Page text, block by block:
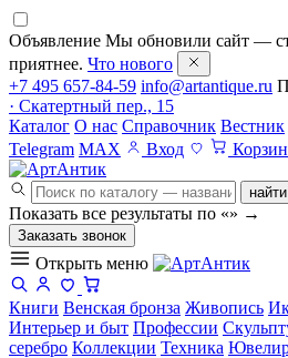
Объявление Мы обновили сайт —
приятнее. Что нового
+7 495 657-84-59 info@artantique.ru
· Скатертный пер., 15
Каталог О нас Справочник Вестник
Telegram MAX Вход
Показать все результаты по «» →
Заказать звонок
Открыть меню
Книги Венская бронза Живопись
Интерьер и быт Профессии
серебро Коллекции Техника